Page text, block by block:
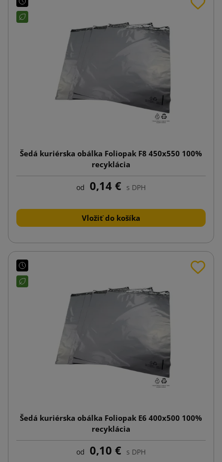
Šedá kuriérska obálka Foliopak F8 450x550 100%
recyklácia
od 0,14 € s DPH
Vložiť do košíka
Šedá kuriérska obálka Foliopak E6 400x500 100%
recyklácia
od 0,10 € s DPH